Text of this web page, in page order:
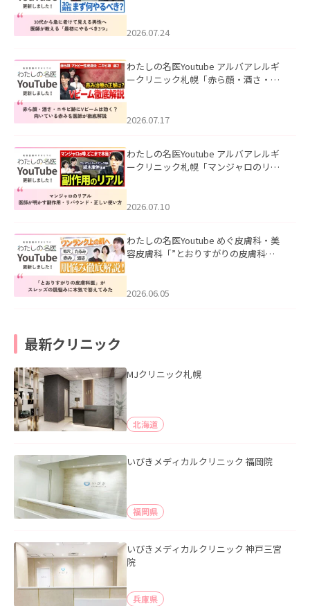
た。
2026.07.24
わたしの名医Youtube アルバアレルギ
ークリニック札幌「赤ら顔・酒さ・ニ
した。
2026.07.17
わたしの名医Youtube アルバアレルギ
ークリニック札幌「マンジャロのリア
た。
2026.07.10
わたしの名医Youtube めぐ皮膚科・美
容皮膚科「”とおりすがりの皮膚科
2026.06.05
最新クリニック
MJクリニック札幌
北海道
いびきメディカルクリニック 福岡院
福岡県
いびきメディカルクリニック 神戸三宮
院
兵庫県